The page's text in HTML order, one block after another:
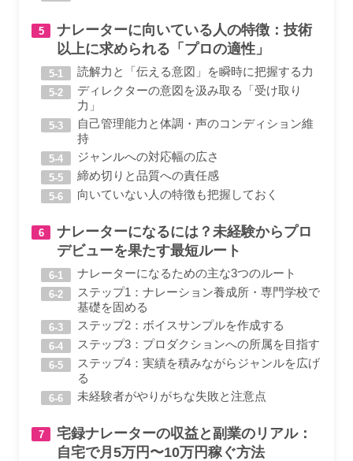
ナレーターに向いている人の特徴：技術
以上に求められる「プロの適性」
読解力と「伝える意図」を瞬時に把握する力
ディレクターの意図を汲み取る「受け取り
力」
自己管理能力と体調・声のコンディション維
持
ジャンルへの対応幅の広さ
締め切りと品質への責任感
向いていない人の特徴も把握しておく
ナレーターになるには？未経験からプロ
デビューを果たす最短ルート
ナレーターになるための主な3つのルート
ステップ1：ナレーション養成所・専門学校で
基礎を固める
ステップ2：ボイスサンプルを作成する
ステップ3：プロダクションへの所属を目指す
ステップ4：実績を積みながらジャンルを広げ
る
未経験者がやりがちな失敗と注意点
宅録ナレーターの収益と副業のリアル：
自宅で月5万円〜10万円稼ぐ方法